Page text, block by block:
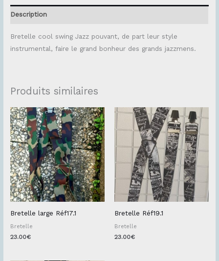
Description
Bretelle cool swing Jazz pouvant, de part leur style
instrumental, faire le grand bonheur des grands jazzmens.
Produits similaires
Bretelle large Réf17.1
Bretelle
23.00€
Bretelle Réf19.1
Bretelle
23.00€